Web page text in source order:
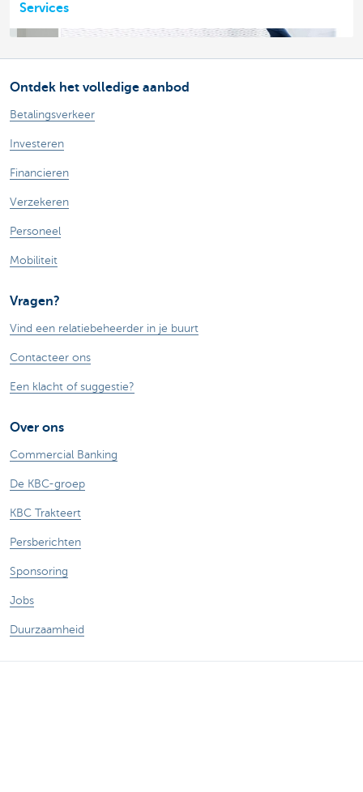
Services
Ontdek het volledige aanbod
Betalingsverkeer
Investeren
Financieren
Verzekeren
Personeel
Mobiliteit
Vragen?
Vind een relatiebeheerder in je buurt
Contacteer ons
Een klacht of suggestie?
Over ons
Commercial Banking
De KBC-groep
KBC Trakteert
Persberichten
Sponsoring
Jobs
Duurzaamheid